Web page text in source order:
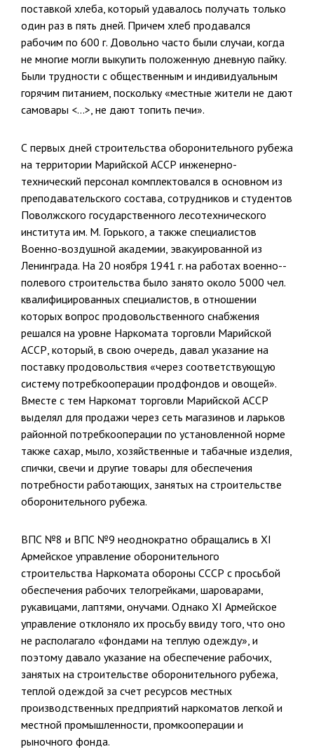
поставкой хлеба, который удава­лось получать только
один раз в пять дней. Причем хлеб продавался
рабочим по 600 г. Довольно часто были случаи, когда
не многие могли выкупить положенную дневную пайку.
Были трудности с об­щественным и индивидуальным
горячим питанием, поскольку «мест­ные жители не дают
самовары <…>, не дают топить печи».
С первых дней строительства оборонительного рубежа
на террито­рии Марийской АССР инженерно-
технический персонал комплекто­вался в основном из
преподавательского состава, сотрудников и сту­дентов
Поволжского государственного лесотехнического
института им. М. Горького, а также специалистов
Военно-воздушной академии, эва­куированной из
Ленинграда. На 20 ноября 1941 г. на работах военно-­
полевого строительства было занято около 5000 чел.
квалифицированных специалистов, в отношении
которых вопрос продовольственного снабже­ния
решался на уровне Наркомата торговли Марийской
АССР, который, в свою очередь, давал указание на
поставку продовольствия «через соответствующую
систему потребкооперации продфондов и овощей».
Вместе с тем Наркомат торговли Марийской АССР
выделял для продажи через сеть магазинов и ларьков
районной потребкоопера­ции по установленной норме
также сахар, мыло, хозяйственные и табач­ные изделия,
спички, свечи и другие товары для обеспечения
потреб­ности работающих, занятых на строительстве
оборонительного рубежа.
ВПС №8 и ВПС №9 неоднократно обращались в XI
Армейское управление оборонительного
строительства Наркомата обороны СССР с просьбой
обеспечения рабочих телогрейками, шароварами,
рукавица­ми, лаптями, онучами. Однако XI Армейское
управление отклоняло их просьбу ввиду того, что оно
не располагало «фондами на теплую одеж­ду», и
поэтому давало указание на обеспечение рабочих,
заня­тых на строительстве оборонительного рубежа,
теплой одеждой за счет ресурсов местных
производственных предприятий наркоматов легкой и
местной промышленности, промкооперации и
рыночного фонда.